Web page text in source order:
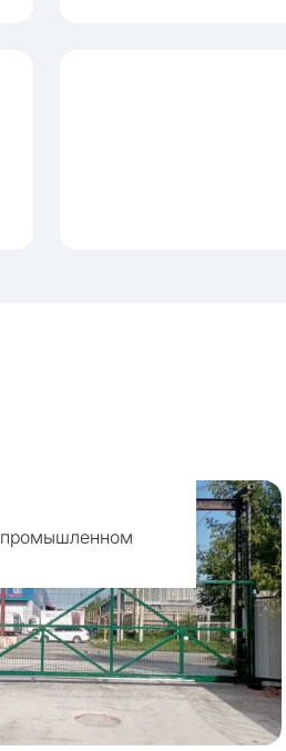
промышленном